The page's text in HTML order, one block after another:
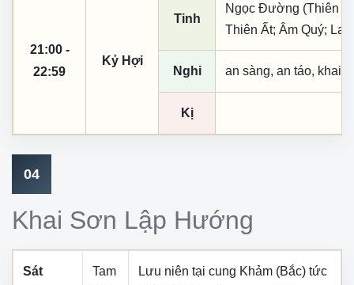
21:00 -
22:59
Kỷ Hợi
Tinh
Ngọc Đường (Thiên
Thiên Ất; Âm Quý; La
Nghi an sàng, an táo, khai
Kị
04
Khai Sơn Lập Hướng
Sát
Tam
Lưu niên tại cung Khảm (Bắc) tức